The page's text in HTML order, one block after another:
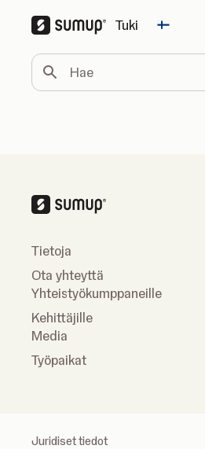
Tuki
Hae
Tietoja
Ota yhteyttä
Yhteistyökumppaneille
Kehittäjille
Media
Työpaikat
Juridiset tiedot